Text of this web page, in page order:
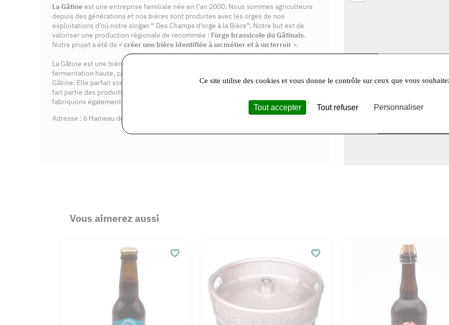
La Gâtineest une entreprise familiale née en l’an 2000. Nous sommes agriculteurs
depuis des générations et nos bières sont produites avec les orges de nos
exploitations d’où notre slogan “ Des Champs d’orge à la Bière”. Notre but est de
valoriser une production régionale de renommée : l’orge brassicole du Gâtinais.
Notre projet a été de «créer une bière identifiée à un métier et à un terroir ».
La Gâtine est une bière artisanale, riche en malt, non filtrée, non pasteurisée. La
fermentation haute, caractéristique du brassage à l’ancienne, libère les arômes de la
Gâtine. Elle parfait son bouquet grâce à la refermentation en bouteille. Notre bière
fait partie des produits du terroir de SEINE ET MARNE. Avec notre bière nous
fabriquons également du vinaigre de bière.
Adresse : 6 Hameau de Pilvernier, 77570 Gironville
Vous aimerez aussi
Ce site utilise des cookies et vous donne le contrôle sur ceux que vous
Tout accepter Tout refuser Personnaliser